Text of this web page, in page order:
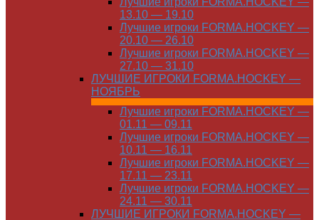
13.10 — 19.10
Лучшие игроки FORMA.HOCKEY —
20.10 — 26.10
Лучшие игроки FORMA.HOCKEY —
27.10 — 31.10
ЛУЧШИЕ ИГРОКИ FORMA.HOCKEY —
НОЯБРЬ
Лучшие игроки FORMA.HOCKEY —
01.11 — 09.11
Лучшие игроки FORMA.HOCKEY —
10.11 — 16.11
Лучшие игроки FORMA.HOCKEY —
17.11 — 23.11
Лучшие игроки FORMA.HOCKEY —
24.11 — 30.11
ЛУЧШИЕ ИГРОКИ FORMA.HOCKEY —